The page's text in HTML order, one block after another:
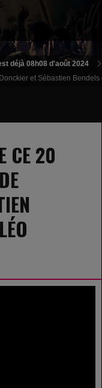
est déjà 08h08 d'août 2024
et Sébastien Bendels
CE 20